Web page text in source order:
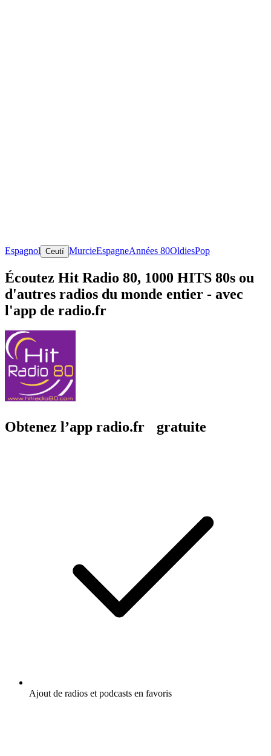
Espagnol Ceutí MurcieEspagneAnnées 80OldiesPop
Écoutez Hit Radio 80, 1000 HITS 80s ou
d'autres radios du monde entier - avec
l'app de radio.fr
Obtenez l’app radio.fr gratuite
Ajout de radios et podcasts en favoris